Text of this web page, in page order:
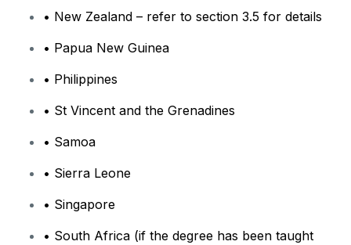
• New Zealand – refer to section 3.5 for details
• Papua New Guinea
• Philippines
• St Vincent and the Grenadines
• Samoa
• Sierra Leone
• Singapore
• South Africa (if the degree has been taught